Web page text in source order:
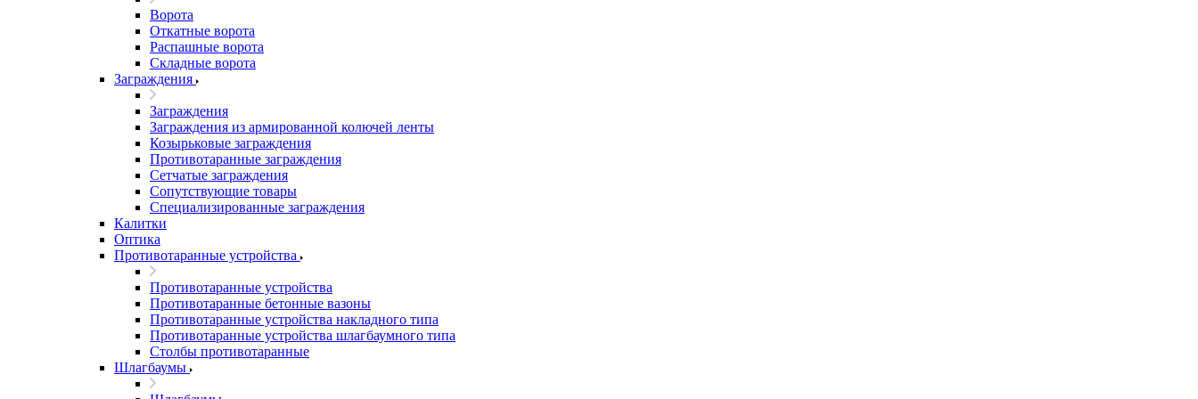
Ворота
Откатные ворота
Распашные ворота
Складные ворота
Заграждения
Заграждения
Заграждения из армированной колючей ленты
Козырьковые заграждения
Противотаранные заграждения
Сетчатые заграждения
Сопутствующие товары
Специализированные заграждения
Калитки
Оптика
Противотаранные устройства
Противотаранные устройства
Противотаранные бетонные вазоны
Противотаранные устройства накладного типа
Противотаранные устройства шлагбаумного типа
Столбы противотаранные
Шлагбаумы